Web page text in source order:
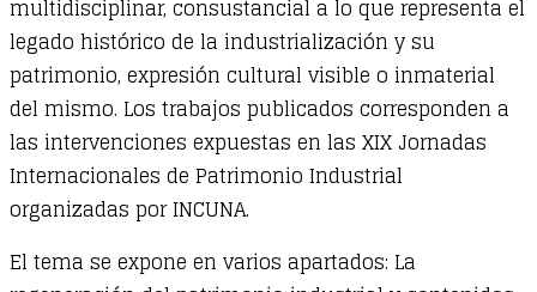
multidisciplinar, consustancial a lo que representa el
legado histórico de la industrialización y su
patrimonio, expresión cultural visible o inmaterial
del mismo. Los trabajos publicados corresponden a
las intervenciones expuestas en las XIX Jornadas
Internacionales de Patrimonio Industrial
organizadas por INCUNA.
El tema se expone en varios apartados: La